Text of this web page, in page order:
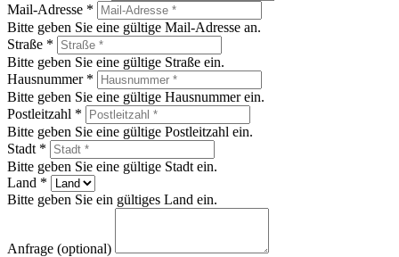
Mail-Adresse *
Bitte geben Sie eine gültige Mail-Adresse an.
Straße *
Bitte geben Sie eine gültige Straße ein.
Hausnummer *
Bitte geben Sie eine gültige Hausnummer ein.
Postleitzahl *
Bitte geben Sie eine gültige Postleitzahl ein.
Stadt *
Bitte geben Sie eine gültige Stadt ein.
Land *
Bitte geben Sie ein gültiges Land ein.
Anfrage (optional)